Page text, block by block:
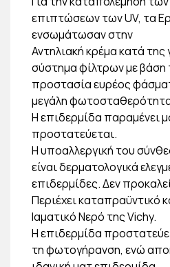
επιπτώσεων των UV, τα
ενσωμάτωσαν στην
Αντηλιακή κρέμα κατά της
σύστημα φίλτρων με βάση
προστασία ευρέος
μεγάλη
Η επιδερμίδα παραμένει
προστατεύεται.
Η υποαλλεργική του
είναι δερματολογικά
επιδερμίδες. Δεν
Περιέχει καταπραϋντικό
Ιαματικό Νερό της Vichy.
Η επιδερμίδα
τη φωτογήρανση, ενώ